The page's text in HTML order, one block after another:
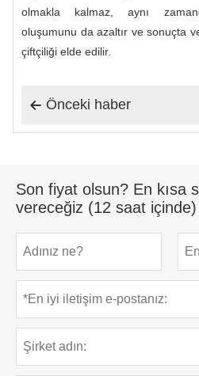
olmakla kalmaz, aynı
oluşumunu da azaltır ve sonuçta
çiftçiliği elde edilir.
 Önceki haber
Son fiyat olsun? En kısa
vereceğiz (12 saat içinde)